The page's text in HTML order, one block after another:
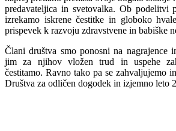
predavateljica in svetovalka. Ob podelitvi
izrekamo iskrene čestitke in globoko
prispevek k razvoju zdravstvene in babiške
Člani društva smo ponosni na nagrajence
jim za njihov vložen trud in uspehe
čestitamo. Ravno tako pa se zahvaljujemo
Društva za odličen dogodek in izjemno leto